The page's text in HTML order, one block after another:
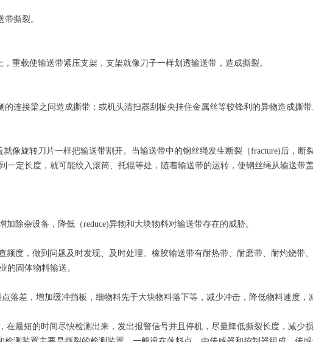
撕裂。
载使输送带紧压支架，支架就像刀子一样划透输送带，造成撕裂。
接梁之问造成撕带；或机头清扫器刮板央挂住金属丝等较锋利的异物造成撕带
像旋转刀片一样把输送带割开。当输送带中的钢丝绳发生断裂（fracture)后，
一定长度，就可能绞入滚筒、托辊等处，随着输送带的运转，使钢丝绳从输送带
除杂设备，降低（reduce)异物和大块物料对输送带存在的威胁。
度，做到问题及时发现、及时处理。橡胶输送带有耐热带、耐磨带、耐灼烧带
的固体物料输送。
差，增加缓冲挡板，细物料先于大块物料落下等，减少冲击，降低物料速度，
最短的时间尽快检测出来，发出报警信号并且停机，尽量降低撕裂长度，减少